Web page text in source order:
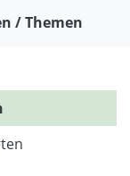
/ Themen